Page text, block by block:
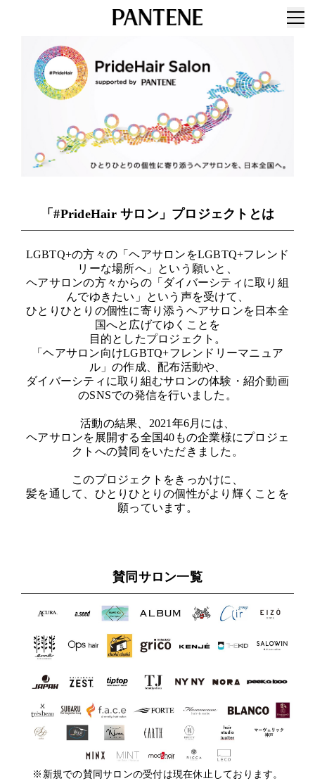
「#PrideHair サロン」プロジェクトとは
LGBTQ+の方々の「ヘアサロンをLGBTQ+フレンド
リーな場所へ」という願いと、
ヘアサロンの方々からの「ダイバーシティに取り組
んでゆきたい」という声を受けて、
ひとりひとりの個性に寄り添うヘアサロンを日本全
国へと広げてゆくことを
目的としたプロジェクト。
「ヘアサロン向けLGBTQ+フレンドリーマニュア
ル」の作成、配布活動や、
ダイバーシティに取り組むサロンの体験・紹介動画
のSNSでの発信を行いました。
活動の結果、2021年6月には、
ヘアサロンを展開する全国40もの企業様にプロジェ
クトへの賛同をいただきました。
このプロジェクトをきっかけに、
髪を通して、ひとりひとりの個性がより輝くことを
願っています。
賛同サロン一覧
※新規での賛同サロンの受付は現在休止しております。